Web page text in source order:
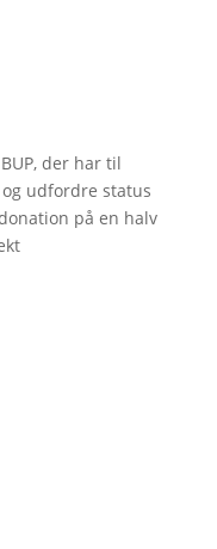
der har til
udfordre status
på en halv